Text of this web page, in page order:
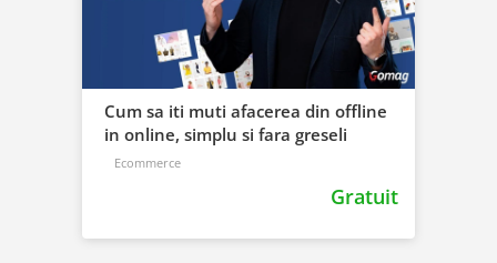
Cum sa iti muti afacerea din offline
in online, simplu si fara greseli
Ecommerce
Gratuit